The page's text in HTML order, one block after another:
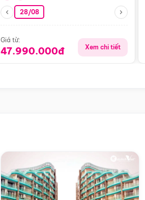
28/08
Giá từ:
47.990.000đ Xem chi tiết